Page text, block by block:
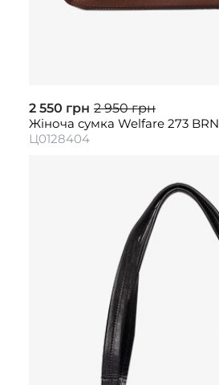
2 550 грн 2 950 грн
Жіноча сумка Welfare 273 BRN
Ц0128404